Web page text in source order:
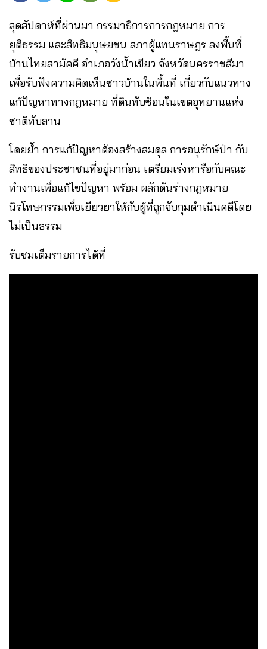
สุดสัปดาห์ที่ผ่านมา กรรมาธิการการกฎหมาย การ
ยุติธรรม และสิทธิมนุษยชน สภาผู้แทนราษฎร ลงพื้นที่
บ้านไทยสามัคคี อำเภอวังน้ำเขียว จังหวัดนครราชสีมา
เพื่อรับฟังความคิดเห็นชาวบ้านในพื้นที่ เกี่ยวกับแนวทาง
แก้ปัญหาทางกฎหมาย ที่ดินทับซ้อนในเขตอุทยานแห่ง
ชาติทับลาน
โดยย้ำ การแก้ปัญหาต้องสร้างสมดุล การอนุรักษ์ป่า กับ
สิทธิของประชาชนที่อยู่มาก่อน เตรียมเร่งหารือกับคณะ
ทำงานเพื่อแก้ไขปัญหา พร้อม ผลักดันร่างกฎหมาย
นิรโทษกรรมเพื่อเยียวยาให้กับผู้ที่ถูกจับกุมดำเนินคดีโดย
ไม่เป็นธรรม
รับชมเต็มรายการได้ที่